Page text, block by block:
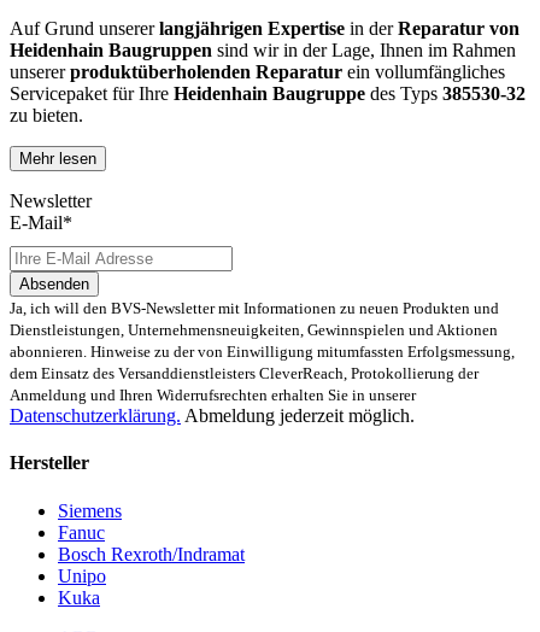
Auf Grund unsererlangjährigen Expertise in derReparatur von
Heidenhain Baugruppen sind wir in der Lage, Ihnen im Rahmen
unsererproduktüberholenden Reparatur ein vollumfängliches
Servicepaket für Ihre Heidenhain Baugruppe des Typs 385530-32
zu bieten.
Dies unterscheidet unsere
konventionellen Reparaturen:
oder einem höheren Verschleiß unterliegen
Austausch aller Komponenten, die als Schwachstellen
identifiziert werden und somit ein Sicherheitsrisiko für die
Maschine und deren Betreiber darstellen
Ausschließliche Verwendung der vom Hersteller oder
Gesetzgeber neuen & zugelassenen Komponenten
Überprüfung aller relevanten Funktionen in Form von
Funktions- und Lasttests
Mit unserer
Lage, die Reparatur Ihrer
Qualität zu priorisieren.
Verkauf von Ersatz- und Austauschteilen sowie Neuteilen für
Heidenhain 385530-32
Mehr lesen
Newsletter
E-Mail*
Absenden
Ja, ich will den BVS-Newsletter mit Informationen zu neuen Produkten und
Dienstleistungen, Unternehmensneuigkeiten, Gewinnspielen und Aktionen
abonnieren. Hinweise zu der von Einwilligung mitumfassten Erfolgsmessung,
dem Einsatz des Versanddienstleisters CleverReach, Protokollierung der
Anmeldung und Ihren Widerrufsrechten erhalten Sie in unserer
Datenschutzerklärung. Abmeldung jederzeit möglich.
Hersteller
Siemens
Fanuc
Bosch Rexroth/Indramat
Unipo
Kuka